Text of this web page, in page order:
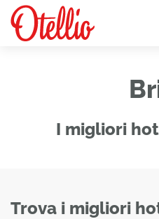
I migliori
Trova i migliori